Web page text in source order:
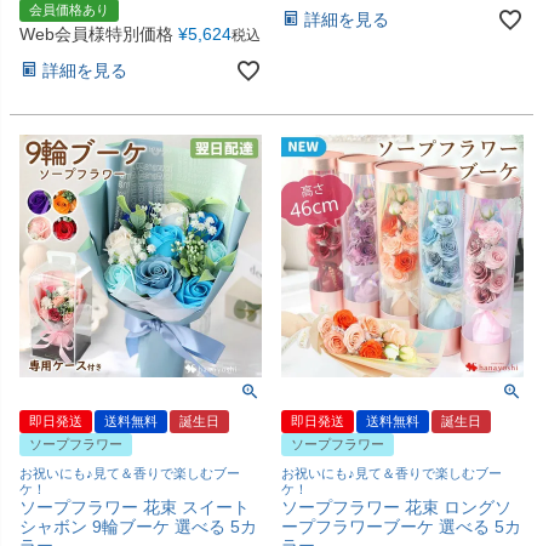
会員価格あり
Web会員様特別価格 ¥5,624税込
詳細を見る
詳細を見る
即日発送 送料無料
誕生日
ソープフラワー
お祝いにも♪見て＆香りで楽しむブー
ケ！
ソープフラワー 花束 スイート
シャボン 9輪ブーケ 選べる 5カ
即日発送 送料無料
誕生日
ソープフラワー
お祝いにも♪見て＆香りで楽しむブー
ケ！
ソープフラワー 花束 ロングソ
ープフラワーブーケ 選べる 5カ